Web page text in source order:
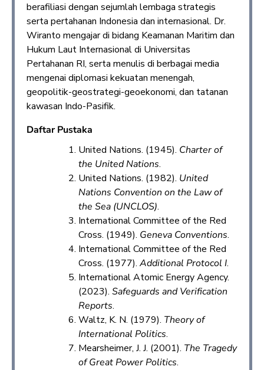
berafiliasi dengan sejumlah lembaga strategis
serta pertahanan Indonesia dan internasional. Dr.
Wiranto mengajar di bidang Keamanan Maritim dan
Hukum Laut Internasional di Universitas
Pertahanan RI, serta menulis di berbagai media
mengenai diplomasi kekuatan menengah,
geopolitik-geostrategi-geoekonomi, dan tatanan
kawasan Indo-Pasifik.
Daftar Pustaka
United Nations. (1945). Charter of
the United Nations.
United Nations. (1982). United
Nations Convention on the Law of
the Sea (UNCLOS).
International Committee of the Red
Cross. (1949). Geneva Conventions.
International Committee of the Red
Cross. (1977). Additional Protocol I.
International Atomic Energy Agency.
(2023). Safeguards and Verification
Reports.
Waltz, K. N. (1979). Theory of
International Politics.
Mearsheimer, J. J. (2001). The Tragedy
of Great Power Politics.